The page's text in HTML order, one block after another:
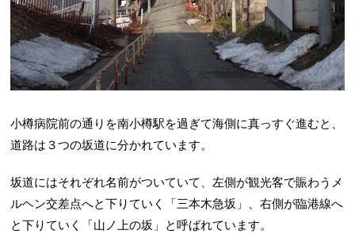
小樽病院前の通りを南小樽駅を過ぎて海側に真っすぐ進むと、
道路は３つの坂道に分かれています。
坂道にはそれぞれ名前がついていて、左側が観光客で賑わうメ
ルヘン交差点へと下りていく「三本木急坂」、右側が臨港線へ
と下りていく「山ノ上の坂」と呼ばれています。